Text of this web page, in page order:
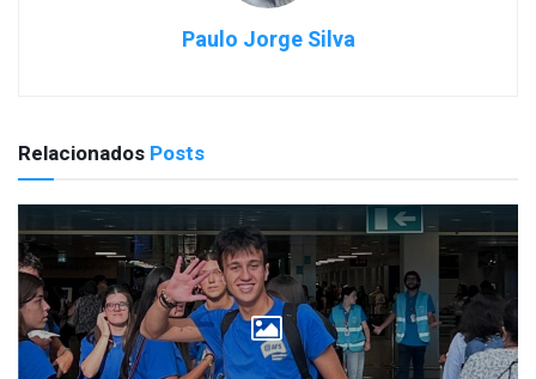
Paulo Jorge Silva
Relacionados Posts